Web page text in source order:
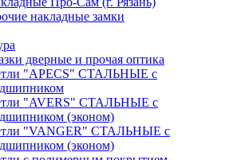
накладные замки
дверные и прочая оптика
"APECS" СТАЛЬНЫЕ с
"AVERS" СТАЛЬНЫЕ с
(эконом)
"VANGER" СТАЛЬНЫЕ с
(эконом)